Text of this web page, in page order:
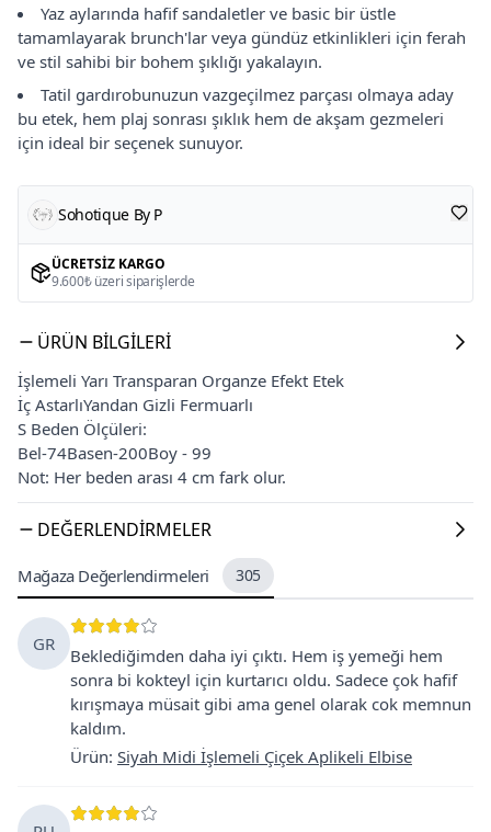
Yaz aylarında hafif sandaletler ve basic bir üstle
tamamlayarak brunch'lar veya gündüz etkinlikleri için ferah
ve stil sahibi bir bohem şıklığı yakalayın.
Tatil gardırobunuzun vazgeçilmez parçası olmaya aday
bu etek, hem plaj sonrası şıklık hem de akşam gezmeleri
için ideal bir seçenek sunuyor.
Sohotique By P
ÜCRETSIZ KARGO
9.600₺ üzeri siparişlerde
ÜRÜN BILGILERI
İşlemeli Yarı Transparan Organze Efekt Etek
İç AstarlıYandan Gizli Fermuarlı
S Beden Ölçüleri:
Bel-74Basen-200Boy - 99
Not: Her beden arası 4 cm fark olur.
DEĞERLENDIRMELER
Mağaza Değerlendirmeleri 305
GR
Beklediğimden daha iyi çıktı. Hem iş yemeği hem
sonra bi kokteyl için kurtarıcı oldu. Sadece çok hafif
kırışmaya müsait gibi ama genel olarak cok memnun
kaldım.
Ürün: Siyah Midi İşlemeli Çiçek Aplikeli Elbise